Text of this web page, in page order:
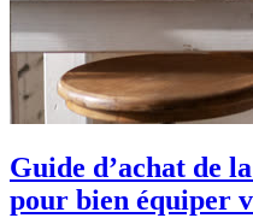
Guide d’achat de
pour bien équiper